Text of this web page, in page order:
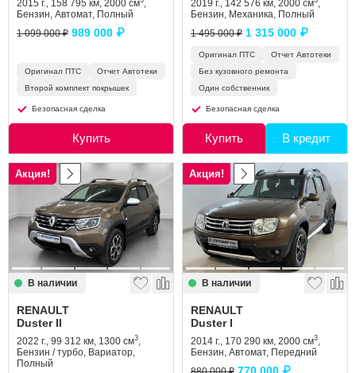
2015 г., 158 795 км, 2000 см ,
Бензин, Автомат, Полный
1 099 000 ₽ 989 000 ₽
Оригинал ПТС
Отчет Автотеки
Второй комплект покрышек
Безопасная сделка
Купить
2019 г., 142 576 км, 2000 см ,
Бензин, Механика, Полный
1 495 000 ₽ 1 315 000 ₽
Оригинал ПТС
Отчет Автотеки
Без кузовного ремонта
Один собственник
Безопасная сделка
Купить В кредит
Акция!
В наличии
RENAULT
Duster II
2022 г., 99 312 км, 1300 см3,
Бензин / турбо, Вариатор,
Полный
Акция!
В наличии
RENAULT
Duster I
2014 г., 170 290 км, 2000 см3,
Бензин, Автомат, Передний